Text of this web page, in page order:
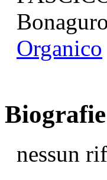
Organico
Biografie
nessun